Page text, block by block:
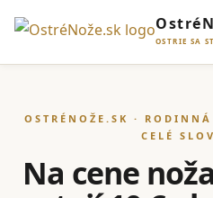
OSTRIE SA
OSTRÉNOŽE.SK ·
CELÉ
Na cene